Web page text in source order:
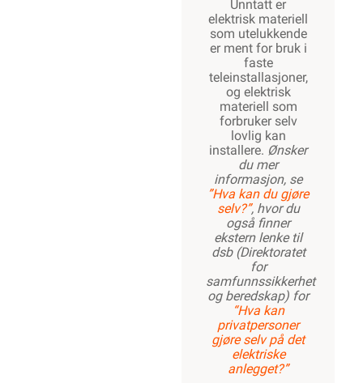
Unntatt er
elektrisk materiell
som utelukkende
er ment for bruk i
faste
teleinstallasjoner,
og elektrisk
materiell som
forbruker selv
lovlig kan
installere. Ønsker
du mer
informasjon, se
”Hva kan du gjøre
selv?”, hvor du
også finner
ekstern lenke til
dsb (Direktoratet
for
samfunnssikkerhet
og beredskap) for
“Hva kan
privatpersoner
gjøre selv på det
elektriske
anlegget?”